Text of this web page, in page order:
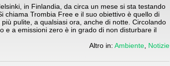
in Finlandia, da circa un mese si sta testando
chiama Trombia Free e il suo obiettivo è quello di
pulite, a qualsiasi ora, anche di notte. Circolando
e a emissioni zero è in grado di non disturbare il
Altro in: Ambiente Notizie